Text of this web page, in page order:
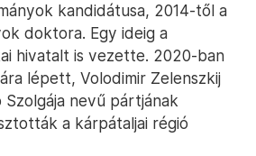
kandidátusa, 2014-től a
doktora. Egy ideig a
hivatalt is vezette. 2020-ban
lépett, Volodimir Zelenszkij
nevű pártjának
a kárpátaljai régió